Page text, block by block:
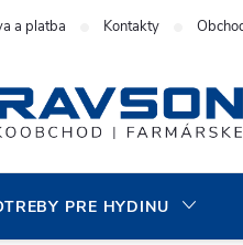
a platba Kontakty
PRE HYDINU